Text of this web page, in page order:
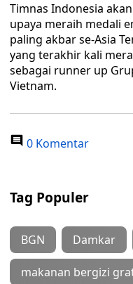
Timnas Indonesia
upaya meraih medali
paling akbar se-Asia
yang terakhir kali
sebagai runner up
Vietnam.
0 Komentar
Tag Populer
BGN Damkar
makanan bergizi